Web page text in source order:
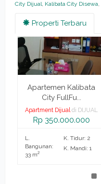
City Dijual, Kalibata City Disewa,
Properti Terbaru
Apartemen Kalibata
City FullFu...
Apartment Dijual di DIJUAL
Rp 350.000.000
L.
Bangunan:
33 m2
K. Tidur: 2
K. Mandi: 1